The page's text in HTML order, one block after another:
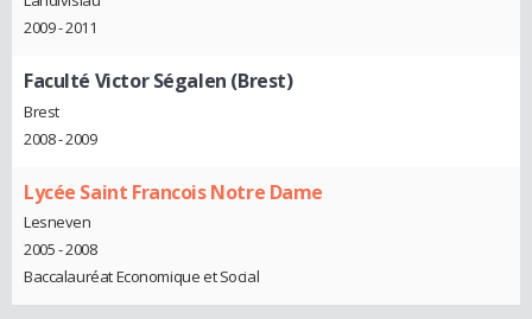
2009 - 2011
Faculté Victor Ségalen (Brest)
Brest
2008 - 2009
Lycée Saint Francois Notre Dame
Lesneven
2005 - 2008
Baccalauréat Economique et Social